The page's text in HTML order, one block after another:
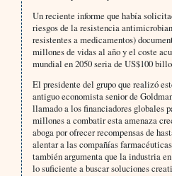
Un reciente informe que había
riesgos de la resistencia
resistentes a medicamentos)
millones de vidas al año y el coste
mundial en 2050 seria de US$100
El presidente del grupo que realizó
antiguo economista senior de
llamado a los financiadores globales
millones a combatir esta amenaza
aboga por ofrecer recompensas de
alentar a las compañías
también argumenta que la industria
lo suficiente a buscar soluciones